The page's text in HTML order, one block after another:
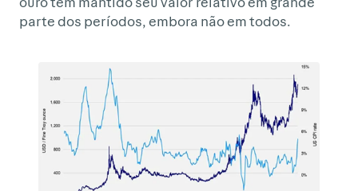
parte dos períodos, embora não em todos.